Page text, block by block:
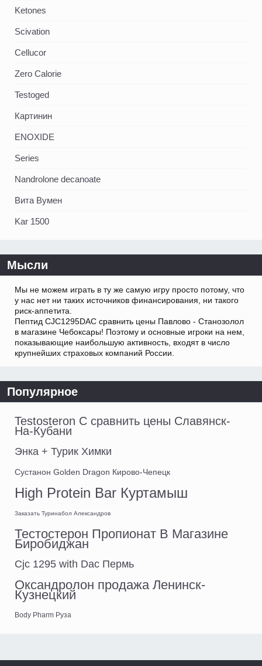
Ketones
Scivation
Cellucor
Zero Calorie
Testoged
Картинин
ENOXIDE
Series
Nandrolone decanoate
Вита Вумен
Kar 1500
Мысли
Мы не можем играть в ту же самую игру просто потому, что
у нас нет ни таких источников финансирования, ни такого
риск-аппетита.
Пептид CJC1295DAC сравнить цены Павлово - Станозолол
в магазине Чебоксары! Поэтому и основные игроки на нем,
показывающие наибольшую активность, входят в число
крупнейших страховых компаний России.
Популярное
Testosteron C сравнить цены Славянск-
На-Кубани
Энка + Турик Химки
Сустанон Golden Dragon Кирово-Чепецк
High Protein Bar Куртамыш
Заказать Туринабол Александров
Тестостерон Пропионат В Магазине
Биробиджан
Cjc 1295 with Dac Пермь
Оксандролон продажа Ленинск-
Кузнецкий
Body Pharm Руза